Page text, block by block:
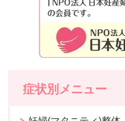
症状別メニュー